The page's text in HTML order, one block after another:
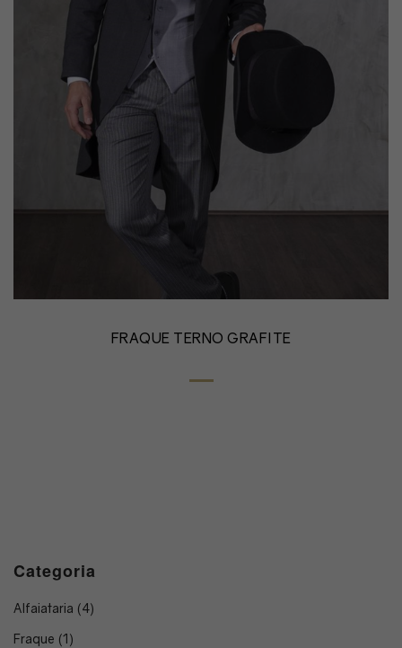
FRAQUE TERNO GRAFITE
Categoria
Alfaiataria (4)
Fraque (1)